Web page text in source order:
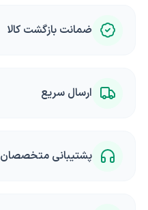
ضمانت بازگشت کالا
ارسال سریع
پشتیبانی متخصصان